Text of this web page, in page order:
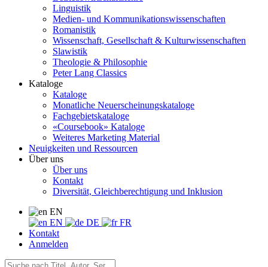
Linguistik
Medien- und Kommunikationswissenschaften
Romanistik
Wissenschaft, Gesellschaft & Kulturwissenschaften
Slawistik
Theologie & Philosophie
Peter Lang Classics
Kataloge
Kataloge
Monatliche Neuerscheinungskataloge
Fachgebietskataloge
«Coursebook» Kataloge
Weiteres Marketing Material
Neuigkeiten und Ressourcen
Über uns
Über uns
Kontakt
Diversität, Gleichberechtigung und Inklusion
EN
EN
DE
FR
Kontakt
Anmelden